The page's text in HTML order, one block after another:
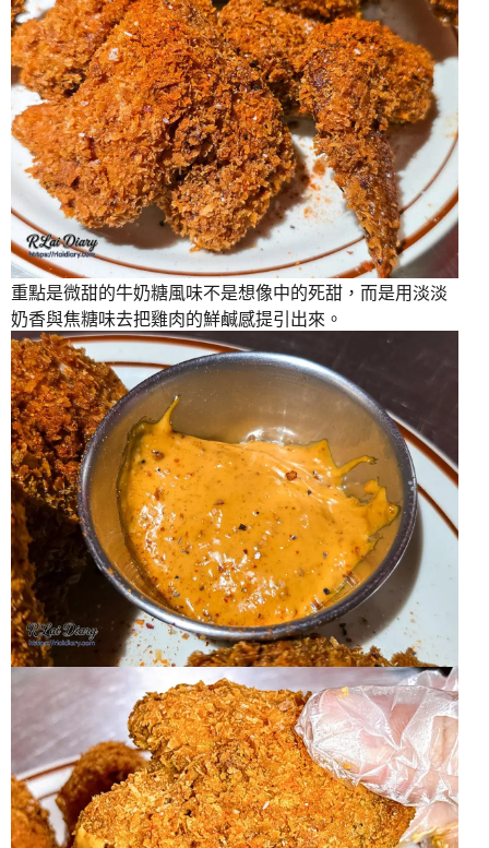
重點是微甜的牛奶糖風味不是想像中的死甜，而是用淡淡
奶香與焦糖味去把雞肉的鮮鹹感提引出來。